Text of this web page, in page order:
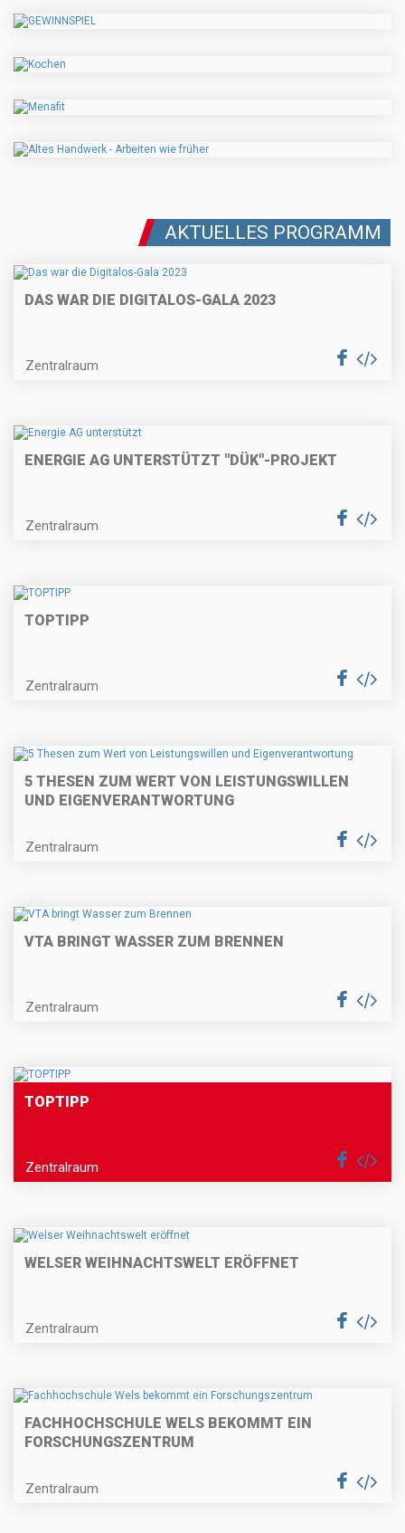
AKTUELLES PROGRAMM
DAS WAR DIE DIGITALOS-GALA 2023
Zentralraum
ENERGIE AG UNTERSTÜTZT "DÜK"-PROJEKT
Zentralraum
TOPTIPP
Zentralraum
5 THESEN ZUM WERT VON LEISTUNGSWILLEN
UND EIGENVERANTWORTUNG
Zentralraum
VTA BRINGT WASSER ZUM BRENNEN
Zentralraum
TOPTIPP
Zentralraum
WELSER WEIHNACHTSWELT ERÖFFNET
Zentralraum
FACHHOCHSCHULE WELS BEKOMMT EIN
FORSCHUNGSZENTRUM
Zentralraum